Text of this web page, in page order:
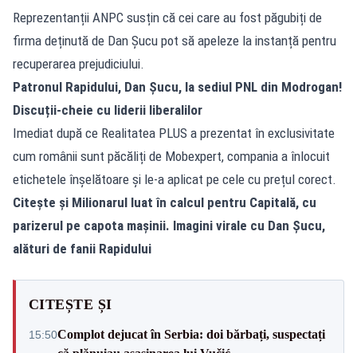
Reprezentanții ANPC susțin că cei care au fost păgubiți de
firma deținută de Dan Șucu pot să apeleze la instanță pentru
recuperarea prejudiciului.
Patronul Rapidului, Dan Șucu, la sediul PNL din Modrogan!
Discuții-cheie cu liderii liberalilor
Imediat după ce Realitatea PLUS a prezentat în exclusivitate
cum românii sunt păcăliți de Mobexpert, compania a înlocuit
etichetele înșelătoare și le-a aplicat pe cele cu prețul corect.
Citește și Milionarul luat în calcul pentru Capitală, cu
parizerul pe capota mașinii. Imagini virale cu Dan Șucu,
alături de fanii Rapidului
CITEȘTE ȘI
15:50Complot dejucat în Serbia: doi bărbați, suspectați